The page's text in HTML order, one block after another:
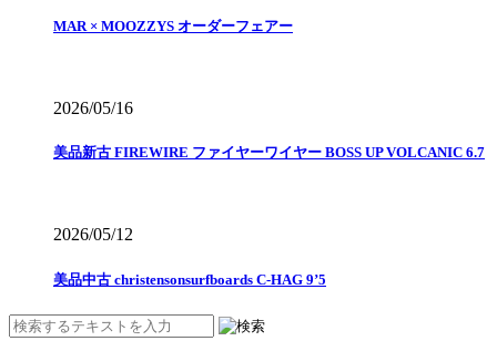
MAR × MOOZZYS オーダーフェアー
2026/05/16
美品新古 FIREWIRE ファイヤーワイヤー BOSS UP VOLCANIC 6.7
2026/05/12
美品中古 christensonsurfboards C-HAG 9’5